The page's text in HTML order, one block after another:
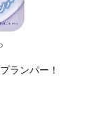
ランパー！